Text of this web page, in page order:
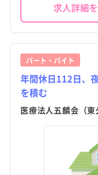
求人詳細
パート・バイト
年間休日112日、
を積む
医療法人五麟会（東